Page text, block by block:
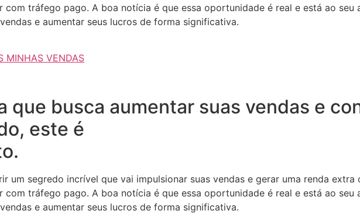
com tráfego pago. A boa notícia é que essa oportunidade é real e está ao seu
e aumentar seus lucros de forma significativa.
MINHAS VENDAS
que busca aumentar suas vendas e
este é
um segredo incrível que vai impulsionar suas vendas e gerar uma renda
com tráfego pago. A boa notícia é que essa oportunidade é real e está ao seu
e aumentar seus lucros de forma significativa.